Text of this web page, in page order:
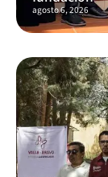
agosto 6, 2026